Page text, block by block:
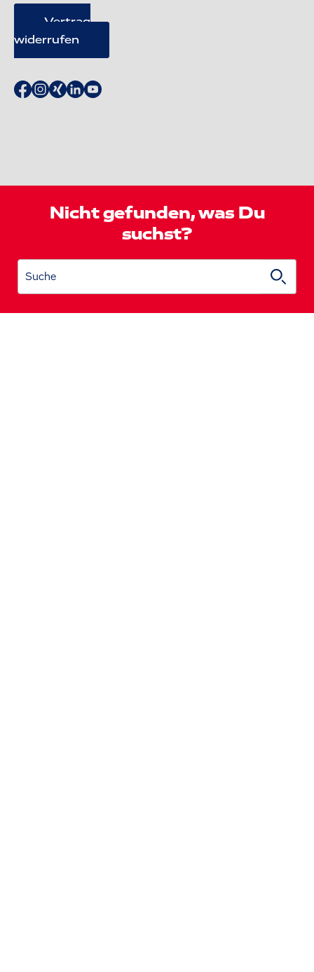
Vertrag
widerrufen
Nicht gefunden, was Du
suchst?
Suche